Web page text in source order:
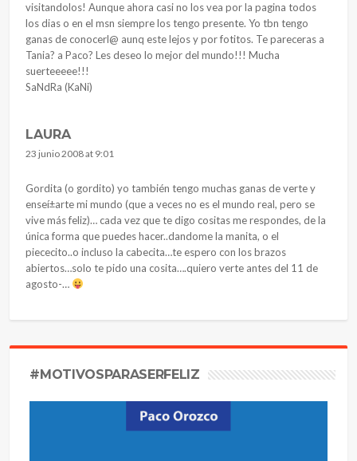
visitandolos! Aunque ahora casi no los vea por la pagina todos
los dias o en el msn siempre los tengo presente. Yo tbn tengo
ganas de conocerl@ aunq este lejos y por fotitos. Te pareceras a
Tania? a Paco? Les deseo lo mejor del mundo!!! Mucha
suerteeeee!!!
SaNdRa (KaNi)
LAURA
23 junio 2008 at 9:01
Gordita (o gordito) yo también tengo muchas ganas de verte y
enseí±arte mi mundo (que a veces no es el mundo real, pero se
vive más feliz)… cada vez que te digo cositas me respondes, de la
única forma que puedes hacer..dandome la manita, o el
piececito..o incluso la cabecita…te espero con los brazos
abiertos…solo te pido una cosita….quiero verte antes del 11 de
agosto-…
#MOTIVOSPARASERFELIZ